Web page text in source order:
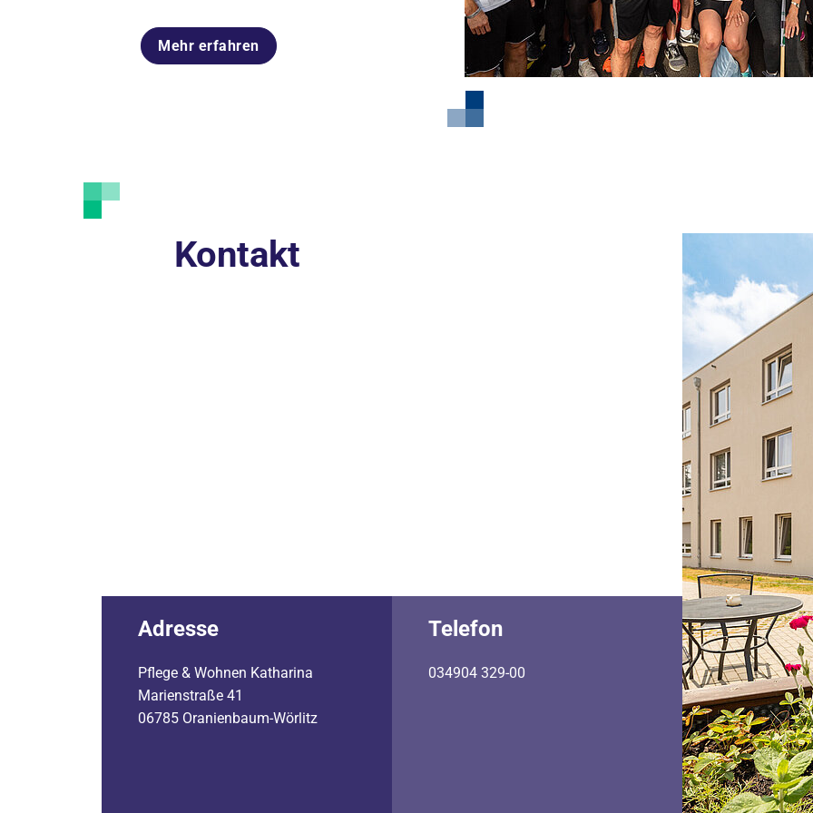
Mehr erfahren
Mehr erfahren
Kontakt
Adresse
Pflege & Wohnen Katharina
Marienstraße 41
06785 Oranienbaum-Wörlitz
Telefon
034904 329-00